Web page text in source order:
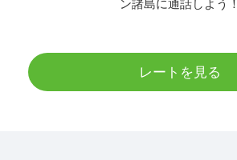
ン諸島に通話しよう！
レートを見る